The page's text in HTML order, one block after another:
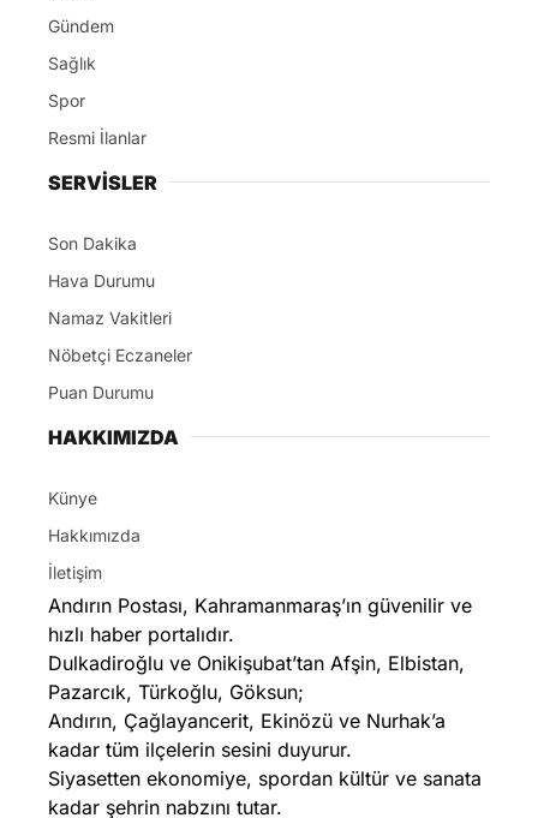
Gündem
Sağlık
Spor
Resmi İlanlar
SERVİSLER
Son Dakika
Hava Durumu
Namaz Vakitleri
Nöbetçi Eczaneler
Puan Durumu
HAKKIMIZDA
Künye
Hakkımızda
İletişim
Andırın Postası, Kahramanmaraş’ın güvenilir ve
hızlı haber portalıdır.
Dulkadiroğlu ve Onikişubat’tan Afşin, Elbistan,
Pazarcık, Türkoğlu, Göksun;
Andırın, Çağlayancerit, Ekinözü ve Nurhak’a
kadar tüm ilçelerin sesini duyurur.
Siyasetten ekonomiye, spordan kültür ve sanata
kadar şehrin nabzını tutar.